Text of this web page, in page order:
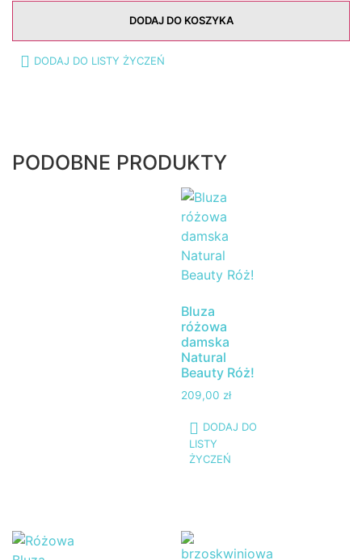
DODAJ DO KOSZYKA
DODAJ DO LISTY ŻYCZEŃ
PODOBNE PRODUKTY
Bluza
różowa
damska
Natural
Beauty Róż!
209,00 zł
DODAJ DO
LISTY
ŻYCZEŃ